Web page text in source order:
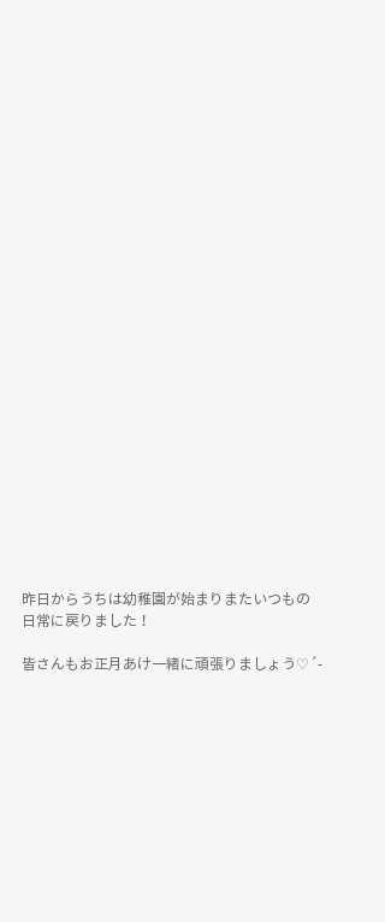
昨日からうちは幼稚園が始まりまたいつもの
日常に戻りました！
皆さんもお正月あけ一緒に頑張りましょう♡´-